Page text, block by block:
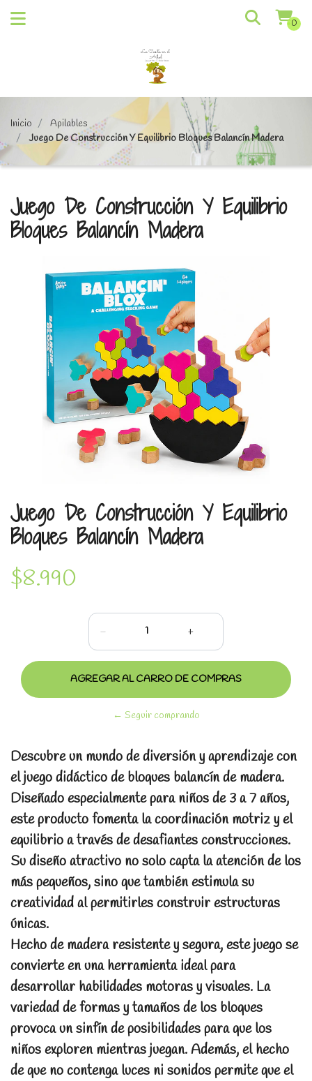
0
Inicio
Apilables
Juego De Construcción Y Equilibrio Bloques Balancín Madera
Juego De Construcción Y Equilibrio
Bloques Balancín Madera
Juego De Construcción Y Equilibrio
Bloques Balancín Madera
$8.990
- +
← Seguir comprando
Descubre un mundo de diversión y aprendizaje con
el juego didáctico de bloques balancín de madera.
Diseñado especialmente para niños de 3 a 7 años,
este producto fomenta la coordinación motriz y el
equilibrio a través de desafiantes construcciones.
Su diseño atractivo no solo capta la atención de los
más pequeños, sino que también estimula su
creatividad al permitirles construir estructuras
únicas.
Hecho de madera resistente y segura, este juego se
convierte en una herramienta ideal para
desarrollar habilidades motoras y visuales. La
variedad de formas y tamaños de los bloques
provoca un sinfín de posibilidades para que los
niños exploren mientras juegan. Además, el hecho
de que no contenga luces ni sonidos permite que el